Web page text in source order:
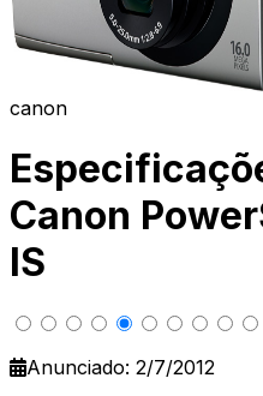
canon
Canon
IS
Anunciado: 2/7/2012